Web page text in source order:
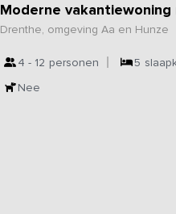
Moderne
Drenthe, omgeving Aa en Hunze
4 - 12 personen 5
Nee